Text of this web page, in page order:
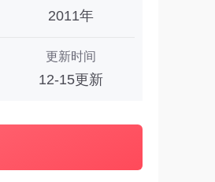
2011年
更新时间
12-15更新